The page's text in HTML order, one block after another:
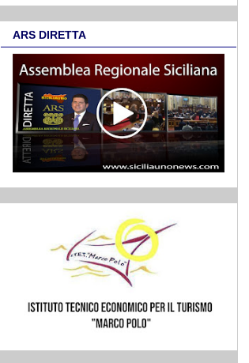
ARS DIRETTA